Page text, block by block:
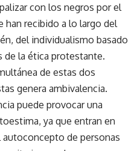
con los negros por el
han recibido a lo largo del
del individualismo basado
de la ética protestante.
de estas dos
genera ambivalencia.
puede provocar una
ya que entran en
de personas